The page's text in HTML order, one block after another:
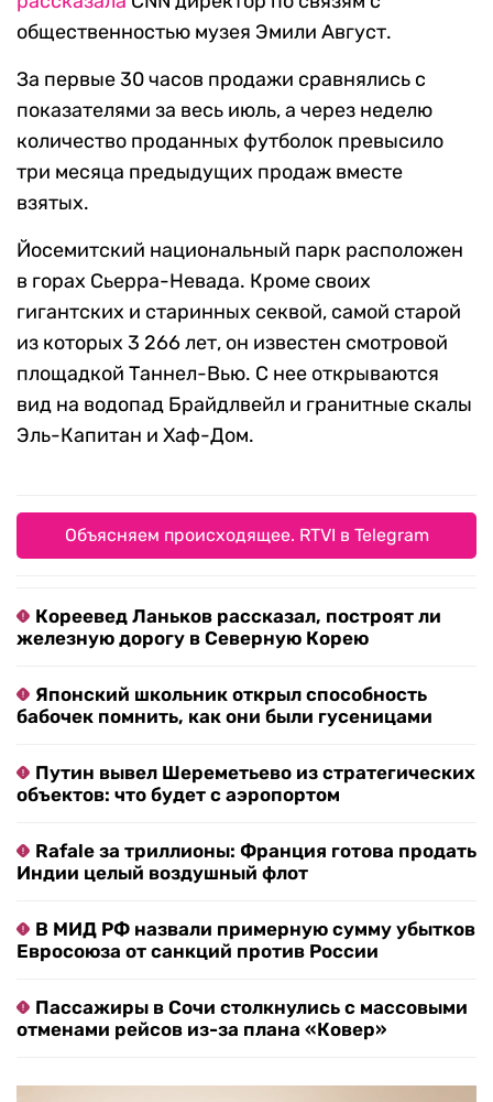
общественностью музея Эмили Август.
За первые 30 часов продажи сравнялись с
показателями за весь июль, а через неделю
количество проданных футболок превысило
три месяца предыдущих продаж вместе
взятых.
Йосемитский национальный парк расположен
в горах Сьерра-Невада. Кроме своих
гигантских и старинных секвой, самой старой
из которых 3 266 лет, он известен смотровой
площадкой Таннел-Вью. С нее открываются
вид на водопад Брайдлвейл и гранитные скалы
Эль-Капитан и Хаф-Дом.
Объясняем происходящее. RTVI в Telegram
Кореевед Ланьков рассказал, построят ли
железную дорогу в Северную Корею
Японский школьник открыл способность
бабочек помнить, как они были гусеницами
Путин вывел Шереметьево из стратегических
объектов: что будет с аэропортом
Rafale за триллионы: Франция готова продать
Индии целый воздушный флот
В МИД РФ назвали примерную сумму убытков
Евросоюза от санкций против России
Пассажиры в Сочи столкнулись с массовыми
отменами рейсов из-за плана «Ковер»